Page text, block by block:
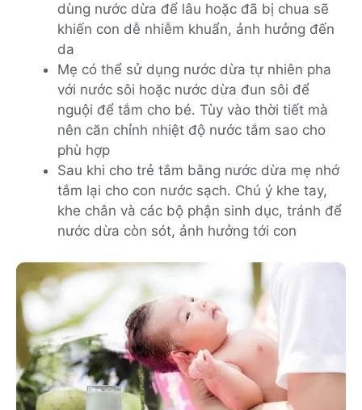
dùng nước dừa để lâu hoặc đã bị chua sẽ
khiến con dễ nhiễm khuẩn, ảnh hưởng đến
da
Mẹ có thể sử dụng nước dừa tự nhiên pha
với nước sôi hoặc nước dừa đun sôi để
nguội để tắm cho bé. Tùy vào thời tiết mà
nên căn chỉnh nhiệt độ nước tắm sao cho
phù hợp
Sau khi cho trẻ tắm bằng nước dừa mẹ nhớ
tắm lại cho con nước sạch. Chú ý khe tay,
khe chân và các bộ phận sinh dục, tránh để
nước dừa còn sót, ảnh hưởng tới con